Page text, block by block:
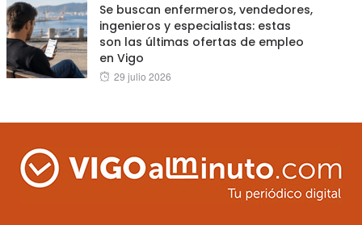
Se buscan enfermeros, vendedores,
ingenieros y especialistas: estas
son las últimas ofertas de empleo
en Vigo
Posted
29 julio 2026